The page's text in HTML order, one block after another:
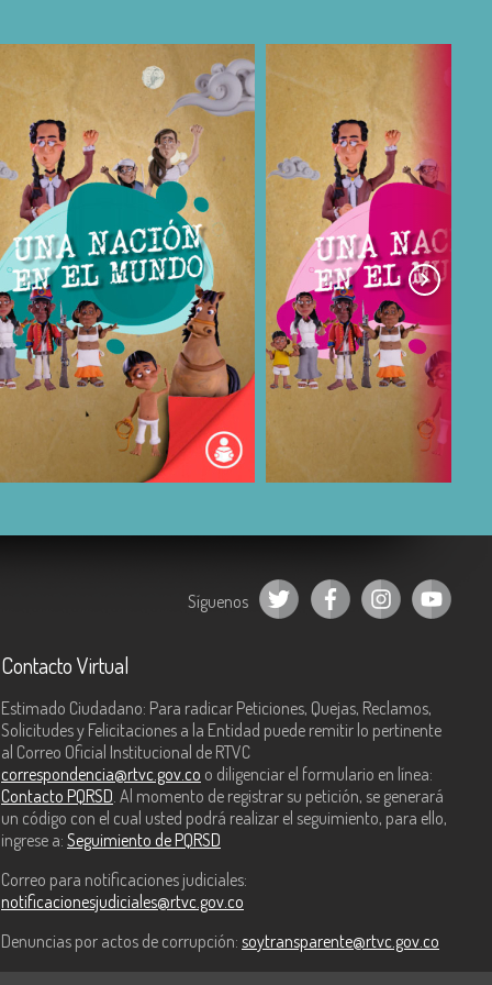
Síguenos
Contacto Virtual
Estimado Ciudadano: Para radicar Peticiones, Quejas, Reclamos,
Solicitudes y Felicitaciones a la Entidad puede remitir lo pertinente
al Correo Oficial Institucional de RTVC
correspondencia@rtvc.gov.co o diligenciar el formulario en línea:
Contacto PQRSD . Al momento de registrar su petición, se generará
un código con el cual usted podrá realizar el seguimiento, para ello,
ingrese a: Seguimiento de PQRSD
Correo para notificaciones judiciales:
notificacionesjudiciales@rtvc.gov.co
Denuncias por actos de corrupción: soytransparente@rtvc.gov.co